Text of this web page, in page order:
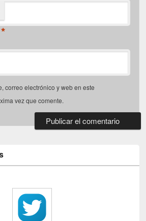
*
correo electrónico y web en este
vez que comente.